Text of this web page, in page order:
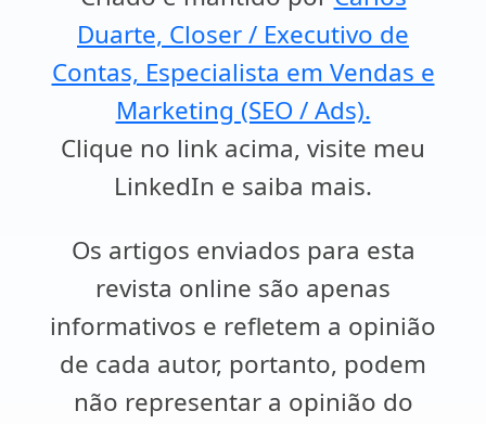
Duarte, Closer / Executivo de
Contas, Especialista em Vendas e
Marketing (SEO / Ads).
Clique no link acima, visite meu
LinkedIn e saiba mais.
Os artigos enviados para esta
revista online são apenas
informativos e refletem a opinião
de cada autor, portanto, podem
não representar a opinião do